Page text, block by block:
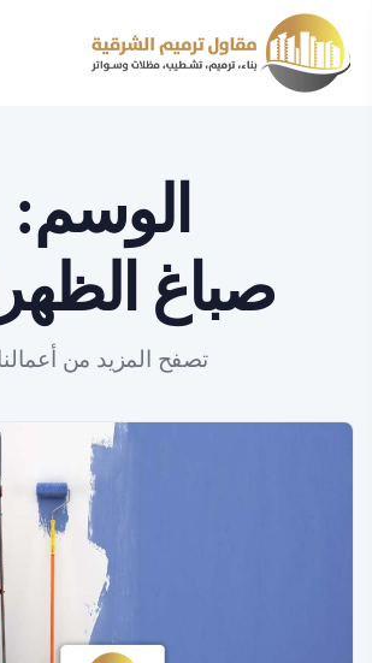
الوسم:
صباغ
تصفح المزيد من